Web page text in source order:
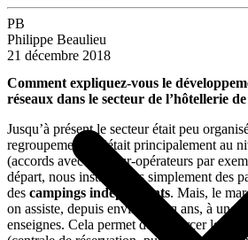
PB
Philippe Beaulieu
21 décembre 2018
Comment expliquez-vous le
réseaux dans le secteur de l’hôtellerie
Jusqu’à présent le secteur était peu
regroupements, c’était principalement au
(accords avec des tour-opérateurs par
départ, nous installations simplement des
des campings indépendants. Mais, le
on assiste, depuis environ cinq ans, à une
enseignes. Cela permet de renforcer les